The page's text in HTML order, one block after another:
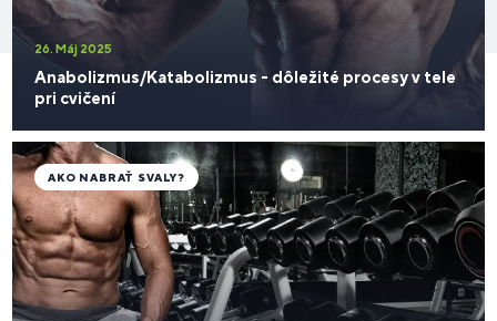
26. Máj 2025
Anabolizmus/Katabolizmus - dôležité procesy v tele
pri cvičení
AKO NABRAŤ SVALY?